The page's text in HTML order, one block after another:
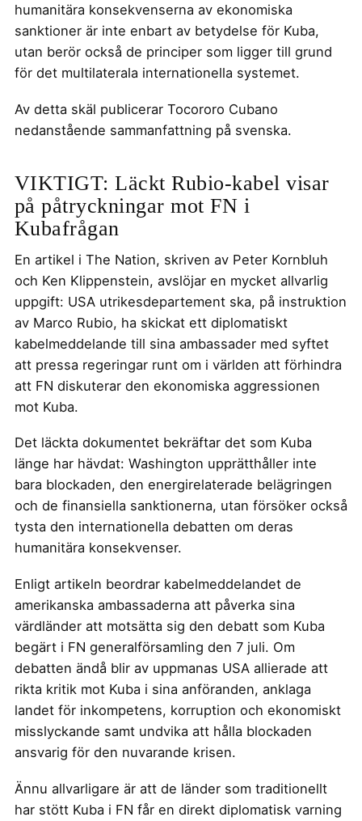
humanitära konsekvenserna av ekonomiska
sanktioner är inte enbart av betydelse för Kuba,
utan berör också de principer som ligger till grund
för det multilaterala internationella systemet.
Av detta skäl publicerar Tocororo Cubano
nedanstående sammanfattning på svenska.
VIKTIGT: Läckt Rubio-kabel visar
på påtryckningar mot FN i
Kubafrågan
En artikel i The Nation, skriven av Peter Kornbluh
och Ken Klippenstein, avslöjar en mycket allvarlig
uppgift: USA utrikesdepartement ska, på instruktion
av Marco Rubio, ha skickat ett diplomatiskt
kabelmeddelande till sina ambassader med syftet
att pressa regeringar runt om i världen att förhindra
att FN diskuterar den ekonomiska aggressionen
mot Kuba.
Det läckta dokumentet bekräftar det som Kuba
länge har hävdat: Washington upprätthåller inte
bara blockaden, den energirelaterade belägringen
och de finansiella sanktionerna, utan försöker också
tysta den internationella debatten om deras
humanitära konsekvenser.
Enligt artikeln beordrar kabelmeddelandet de
amerikanska ambassaderna att påverka sina
värdländer att motsätta sig den debatt som Kuba
begärt i FN generalförsamling den 7 juli. Om
debatten ändå blir av uppmanas USA allierade att
rikta kritik mot Kuba i sina anföranden, anklaga
landet för inkompetens, korruption och ekonomiskt
misslyckande samt undvika att hålla blockaden
ansvarig för den nuvarande krisen.
Ännu allvarligare är att de länder som traditionellt
har stött Kuba i FN får en direkt diplomatisk varning